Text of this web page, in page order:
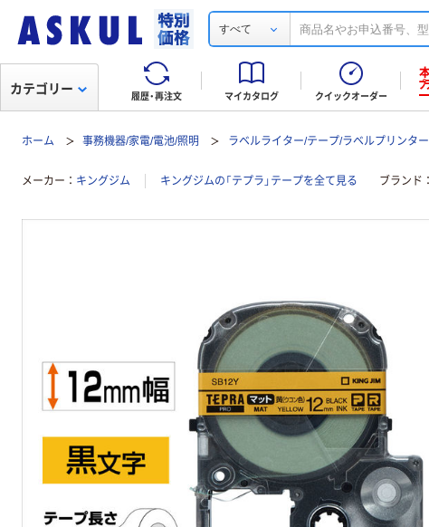
すべて
履歴・再注文 マイカタログ クイックオーダー
カテゴリー
ホーム 事務機器/家電/電池/照明 ラベルライター/テープ/ラベルプリンター
メーカー キングジム キングジムの「テプラ」テープを全て見る ブランド